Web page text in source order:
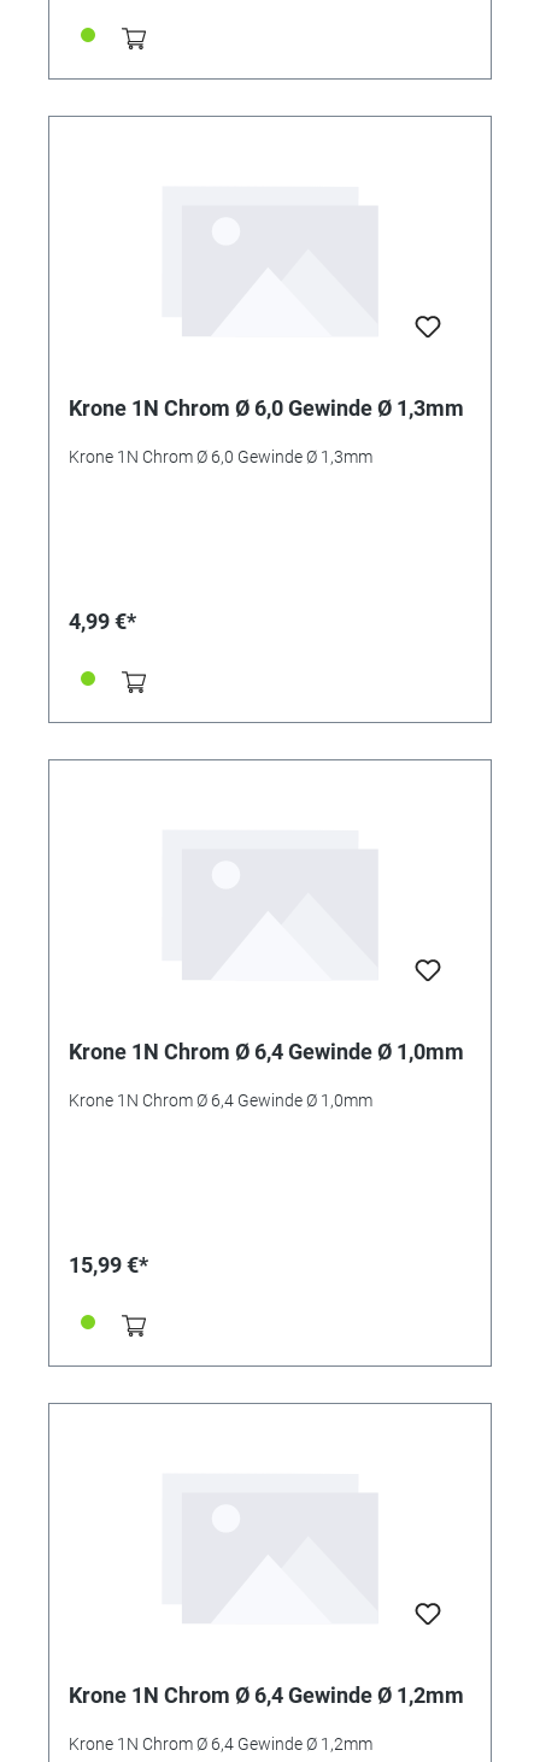
Krone 1N Chrom Ø 6,0 Gewinde Ø 1,3mm
Krone 1N Chrom Ø 6,0 Gewinde Ø 1,3mm
4,99 €*
Krone 1N Chrom Ø 6,4 Gewinde Ø 1,0mm
Krone 1N Chrom Ø 6,4 Gewinde Ø 1,0mm
15,99 €*
Krone 1N Chrom Ø 6,4 Gewinde Ø 1,2mm
Krone 1N Chrom Ø 6,4 Gewinde Ø 1,2mm